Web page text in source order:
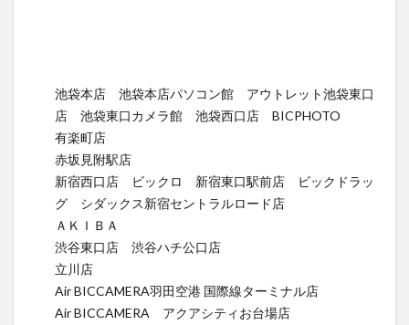
池袋本店 池袋本店パソコン館 アウトレット池袋東口
店 池袋東口カメラ館 池袋西口店 BICPHOTO
有楽町店
赤坂見附駅店
新宿西口店 ビックロ 新宿東口駅前店 ビックドラッ
グ シダックス新宿セントラルロード店
ＡＫＩＢＡ
渋谷東口店 渋谷ハチ公口店
立川店
Air BICCAMERA羽田空港 国際線ターミナル店
Air BICCAMERA アクアシティお台場店